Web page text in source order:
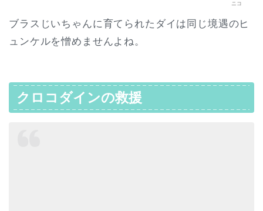
ニコ
ブラスじいちゃんに育てられたダイは同じ境遇のヒ
ュンケルを憎めませんよね。
クロコダインの救援